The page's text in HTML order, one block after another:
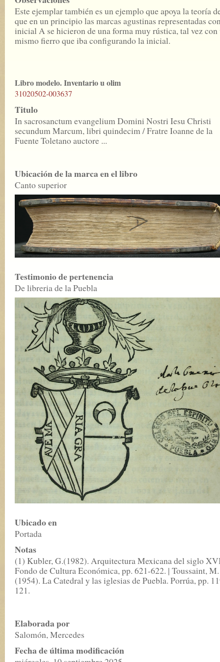
Este ejemplar también es un ejemplo que apoya la teoría
que en un principio las marcas agustinas representadas
inicial A se hicieron de una forma muy rústica, tal vez con
mismo fierro que iba configurando la inicial.
Libro modelo. Inventario u olim
31020502-003637
Titulo
In sacrosanctum evangelium Domini Nostri Iesu Christi
secundum Marcum, libri quindecim / Fratre Ioanne de la
Fuente Toletano auctore ...
Ubicación de la marca en el libro
Canto superior
Testimonio de pertenencia
De libreria de la Puebla
Ubicado en
Portada
Notas
(1) Kubler, G.(1982). Arquitectura Mexicana del siglo
Fondo de Cultura Económica, pp. 621-622. | Toussaint, M.
(1954). La Catedral y las iglesias de Puebla. Porrúa, pp.
121.
Elaborada por
Salomón, Mercedes
Fecha de última modificación